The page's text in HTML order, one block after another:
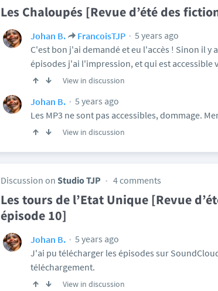
Les Chaloupés [Revue d’été des
Johan B. FrancoisTJP
5 years ago
C'est bon j'ai demandé et eu l'accès ! Sinon il
épisodes j'ai l'impression, et qui est accessible
View in discussion
Johan B.
5 years ago
Les MP3 ne sont pas accessibles, dommage.
View in discussion
Discussion on Studio TJP 4 comments
Les tours de l’Etat Unique [Revue
épisode 10]
Johan B.
5 years ago
J'ai pu télécharger les épisodes sur
téléchargement.
View in discussion